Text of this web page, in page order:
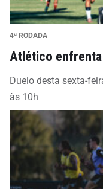
4ª RODADA
Atlético enfrenta
Duelo desta sexta-
às 10h